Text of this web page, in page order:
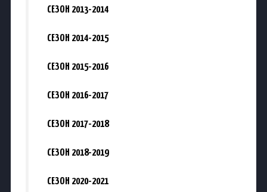
СЕЗОН 2013-2014
СЕЗОН 2014-2015
СЕЗОН 2015-2016
СЕЗОН 2016-2017
СЕЗОН 2017-2018
СЕЗОН 2018-2019
СЕЗОН 2020-2021